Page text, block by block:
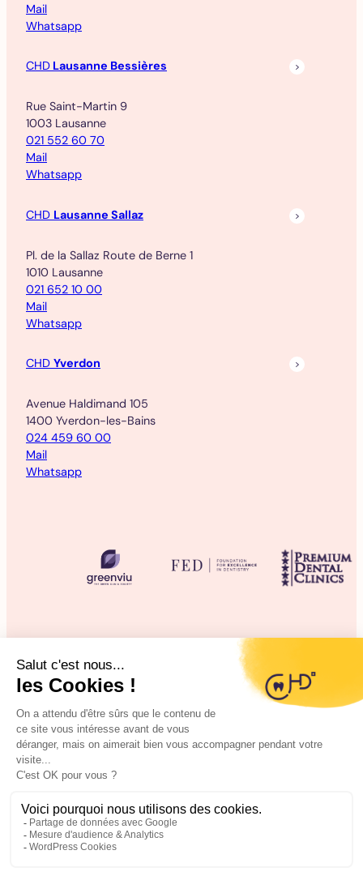
Mail
Whatsapp
CHD Lausanne Bessières
Rue Saint-Martin 9
1003 Lausanne
021 552 60 70
Mail
Whatsapp
CHD Lausanne Sallaz
Pl. de la Sallaz Route de Berne 1
1010 Lausanne
021 652 10 00
Mail
Whatsapp
CHD Yverdon
Avenue Haldimand 105
1400 Yverdon-les-Bains
024 459 60 00
Mail
Whatsapp
©2025 CHD Clinique d’Hygiène Dentaire
Mentions légales